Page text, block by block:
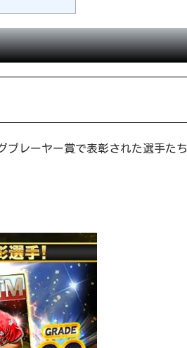
プレーヤー賞で表彰された選手たち